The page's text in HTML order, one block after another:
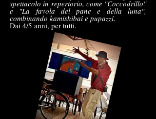
spettacolo in repertorio, come "Coccodrillo"
e "La favola del pane e della luna",
combinando kamishibai e pupazzi.
Dai 4/5 anni, per tutti.